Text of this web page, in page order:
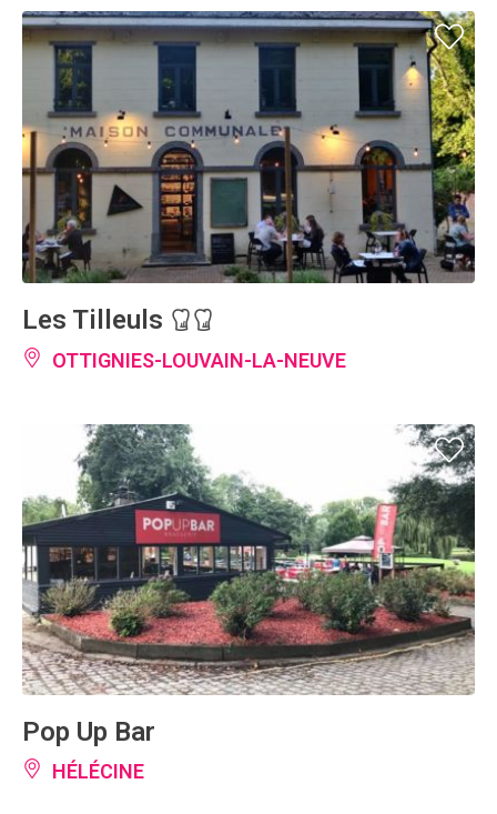
Les Tilleuls
OTTIGNIES-LOUVAIN-LA-NEUVE
Pop Up Bar
HÉLÉCINE